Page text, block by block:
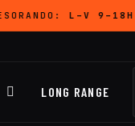
L–V 9–18H
LONG RANGE